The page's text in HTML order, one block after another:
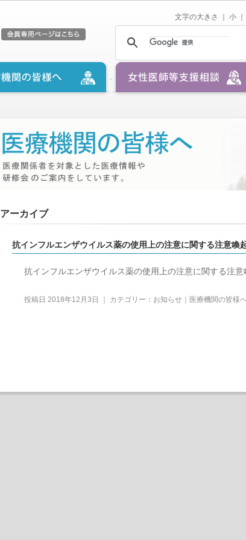
文字の大きさ ｜ 小
アーカイブ
抗インフルエンザウイルス薬の使用上の注意に関する注意喚
抗インフルエンザウイルス薬の使用上の注意に関する注意
投稿日 2018年12月3日 ｜ カテゴリー： お知らせ｜医療機関の皆様